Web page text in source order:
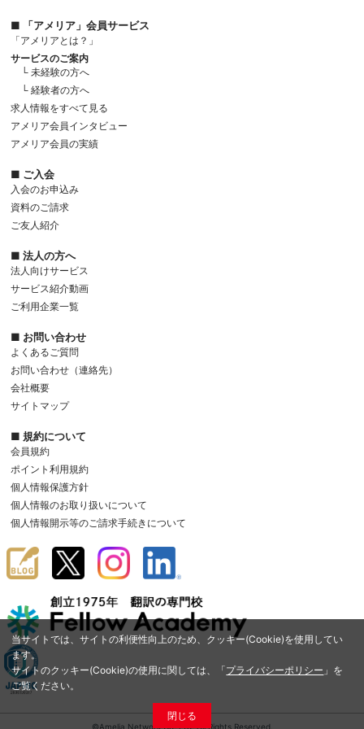
当サイトでは、サイトの利便性向上のため、クッキー(Cookie)を使用してい
ます。
サイトのクッキー(Cookie)の使用に関しては、「プライバシーポリシー 」を
ご覧ください。
閉じる
■ 「アメリア」会員サービス
「アメリアとは？」
サービスのご案内
└ 未経験の方へ
└ 経験者の方へ
求人情報をすべて見る
アメリア会員インタビュー
アメリア会員の実績
■ ご入会
入会のお申込み
資料のご請求
ご友人紹介
■ 法人の方へ
法人向けサービス
サービス紹介動画
ご利用企業一覧
■ お問い合わせ
よくあるご質問
お問い合わせ（連絡先）
会社概要
サイトマップ
■ 規約について
会員規約
ポイント利用規約
個人情報保護方針
個人情報のお取り扱いについて
個人情報開示等のご請求手続きについて
©Amelia Network Co.,Ltd. All Rights Reserved.